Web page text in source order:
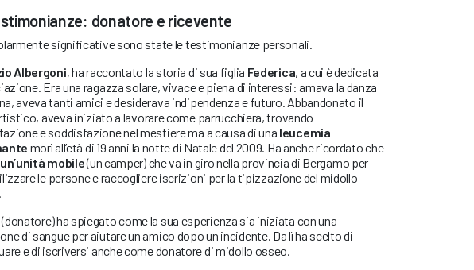
donatore e ricevente
significative sono state le testimonianze personali.
Albergoni, ha raccontato la storia di sua figlia Federica, a cui è dedicata
Era una ragazza solare, vivace e piena di interessi: amava la danza
aveva tanti amici e desiderava indipendenza e futuro. Abbandonato il
aveva iniziato a lavorare come parrucchiera, trovando
e soddisfazione nel mestiere ma a causa di una leucemia
morì all’età di 19 anni la notte di Natale del 2009. Ha anche ricordato che
un’unità mobile(un camper) che va in giro nella provincia di Bergamo per
le persone e raccogliere iscrizioni per la tipizzazione del midollo
(donatore) ha spiegato come la sua esperienza sia iniziata con una
di sangue per aiutare un amico dopo un incidente. Da lì ha scelto di
e di iscriversi anche come donatore di midollo osseo.